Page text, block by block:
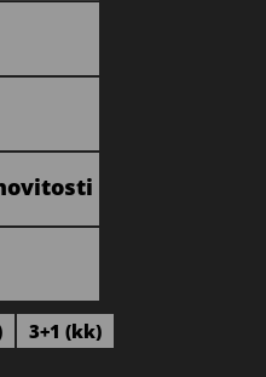
3+1 (kk)